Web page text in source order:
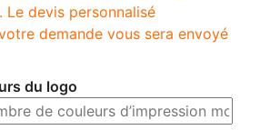
devis personnalisé
demande vous sera envoyé
du logo